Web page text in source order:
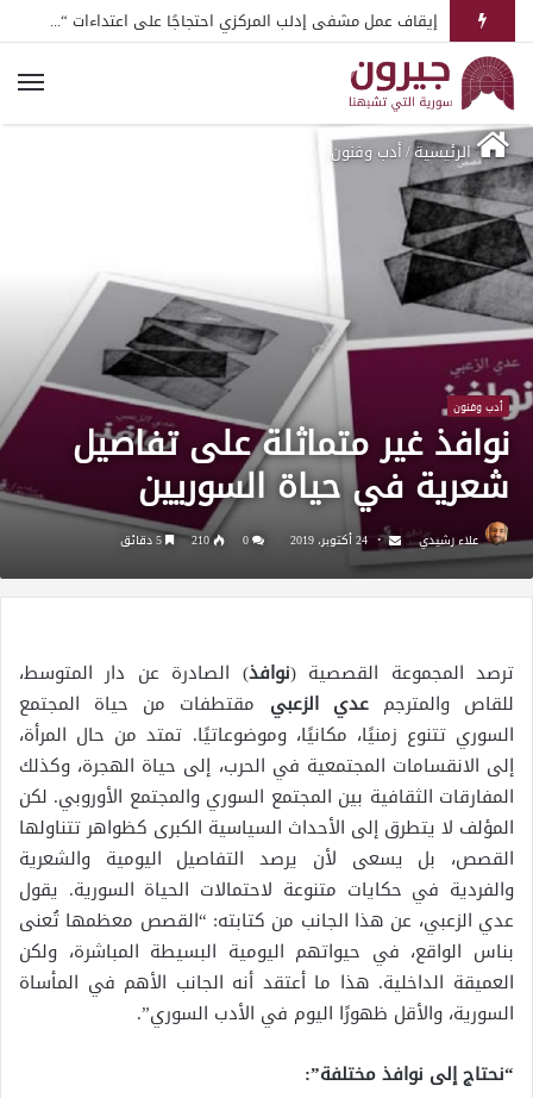
إيقاف عمل مشفى إدلب المركزي احتجاجًا على اعتداءات “هيئة تحرير الشام”
الرئيسية/أدب وفنون
أدب وفنون
نوافذ غير متماثلة على تفاصيل
شعرية في حياة السوريين
علاء رشيدي 24 أكتوبر، 2019 210
ترصد المجموعة القصصية (نوافذ) الصادرة عن دار المتوسط،
للقاص والمترجمعدي الزعبي مقتطفات من حياة المجتمع
السوري تتنوع زمنيًا، مكانيًا، وموضوعاتيًا. تمتد من حال المرأة،
إلى الانقسامات المجتمعية في الحرب، إلى حياة الهجرة، وكذلك
المفارقات الثقافية بين المجتمع السوري والمجتمع الأوروبي. لكن
المؤلف لا يتطرق إلى الأحداث السياسية الكبرى كظواهر تتناولها
القصص، بل يسعى لأن يرصد التفاصيل اليومية والشعرية
والفردية في حكايات متنوعة لاحتمالات الحياة السورية. يقول
عدي الزعبي، عن هذا الجانب من كتابته: “القصص معظمها تُعنى
بناس الواقع، في حيواتهم اليومية البسيطة المباشرة، ولكن
العميقة الداخلية. هذا ما أعتقد أنه الجانب الأهم في المأساة
السورية، والأقل ظهورًا اليوم في الأدب السوري”.
“نحتاج إلى نوافذ مختلفة”: